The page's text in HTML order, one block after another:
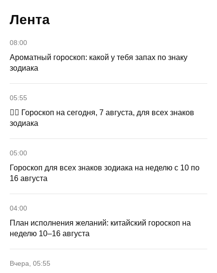
Лента
08:00
Ароматный гороскоп: какой у тебя запах по знаку
зодиака
05:55
🧙‍♀ Гороскоп на сегодня, 7 августа, для всех знаков
зодиака
05:00
Гороскоп для всех знаков зодиака на неделю с 10 по
16 августа
04:00
План исполнения желаний: китайский гороскоп на
неделю 10–16 августа
Вчера, 05:55